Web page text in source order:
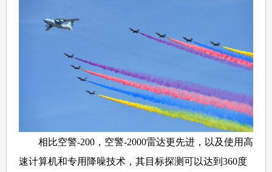
相比空警-200，空警-2000雷达更先进，以及使用高
速计算机和专用降噪技术，其目标探测可以达到360度